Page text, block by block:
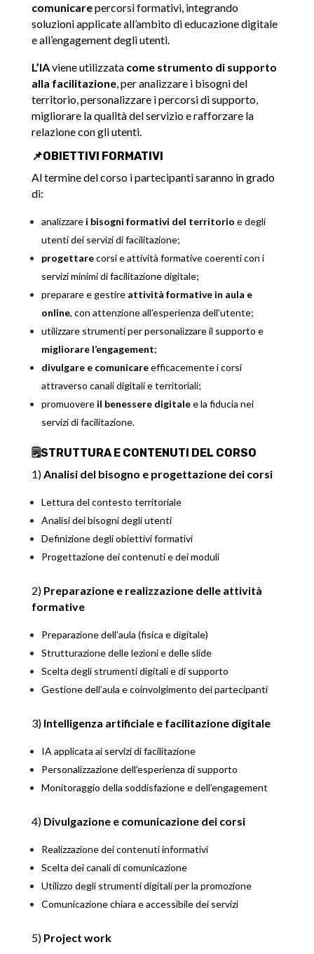
comunicarepercorsi formativi, integrando
soluzioni applicate all’ambito di educazione digitale
e all’engagement degli utenti.
L’IAviene utilizzata come strumento di supporto
alla facilitazione, per analizzare i bisogni del
territorio, personalizzare i percorsi di supporto,
migliorare la qualità del servizio e rafforzare la
relazione con gli utenti.
📌​OBIETTIVI FORMATIVI
Al termine del corso i partecipanti saranno in grado
di:
analizzare i bisogni formativi del territorio e degli
utenti dei servizi di facilitazione;
progettarecorsi e attività formative coerenti con i
servizi minimi di facilitazione digitale;
preparare e gestire attività formative in aula e
online, con attenzione all’esperienza dell’utente;
utilizzare strumenti per personalizzare il supporto e
migliorare l’engagement;
divulgare e comunicareefficacemente i corsi
attraverso canali digitali e territoriali;
promuovere il benessere digitalee la fiducia nei
servizi di facilitazione.
🗒️STRUTTURA E CONTENUTI DEL CORSO
1)Analisi del bisogno e progettazione dei corsi
Lettura del contesto territoriale
Analisi dei bisogni degli utenti
Definizione degli obiettivi formativi
Progettazione dei contenuti e dei moduli
2) Preparazione e realizzazione delle attività
formative
Preparazione dell’aula (fisica e digitale)
Strutturazione delle lezioni e delle slide
Scelta degli strumenti digitali e di supporto
Gestione dell’aula e coinvolgimento dei partecipanti
3) Intelligenza artificiale e facilitazione digitale
IA applicata ai servizi di facilitazione
Personalizzazione dell’esperienza di supporto
Monitoraggio della soddisfazione e dell’engagement
4) Divulgazione e comunicazione dei corsi
Realizzazione dei contenuti informativi
Scelta dei canali di comunicazione
Utilizzo degli strumenti digitali per la promozione
Comunicazione chiara e accessibile dei servizi
5) Project work